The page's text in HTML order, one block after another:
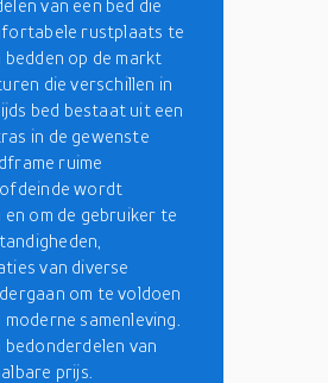
van een bed die
rustplaats te
op de markt
die verschillen in
bed bestaat uit een
in de gewenste
ruime
wordt
om de gebruiker te
van diverse
om te voldoen
samenleving.
van
prijs.